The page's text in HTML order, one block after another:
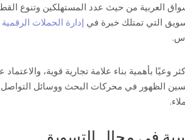
العربية من حيث عدد المستهلكين وتنوع
التي تمتلك خبرة في إدارة الحملات الرقمية
بأهمية بناء علامة تجارية قوية، والاعتماد
الظهور في محركات البحث ووسائل